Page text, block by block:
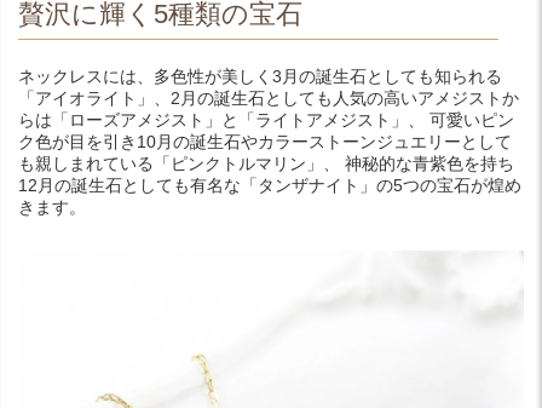
贅沢に輝く5種類の宝石
ネックレスには、多色性が美しく3月の誕生石としても知られる
「アイオライト」、2月の誕生石としても人気の高いアメジストか
らは「ローズアメジスト」と「ライトアメジスト」、 可愛いピン
ク色が目を引き10月の誕生石やカラーストーンジュエリーとして
も親しまれている「ピンクトルマリン」、 神秘的な青紫色を持ち
12月の誕生石としても有名な「タンザナイト」の5つの宝石が煌め
きます。